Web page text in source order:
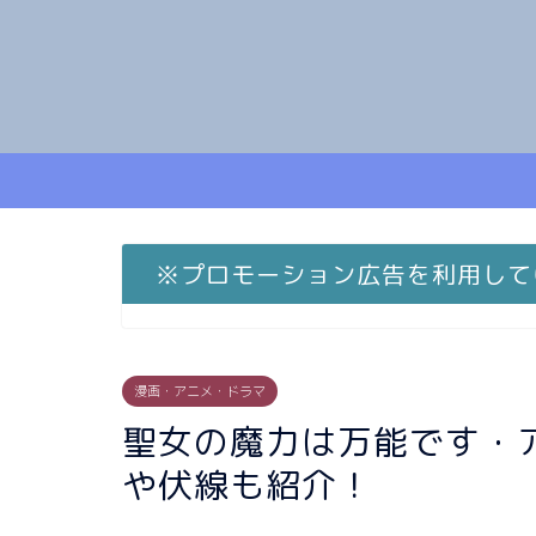
※プロモーション広告を利用し
漫画・アニメ・ドラマ
聖女の魔力は万能です
や伏線も紹介！